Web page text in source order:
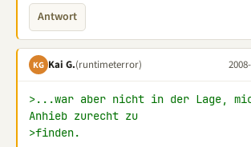
Antwort
KG Kai G.(runtimeterror)
>...war aber nicht in der Lage,
Anhieb zurecht zu
>finden.